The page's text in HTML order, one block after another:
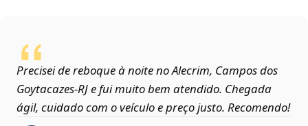
Precisei de reboque à noite no Alecrim, Campos dos
Goytacazes‑RJ e fui muito bem atendido. Chegada
ágil, cuidado com o veículo e preço justo. Recomendo!